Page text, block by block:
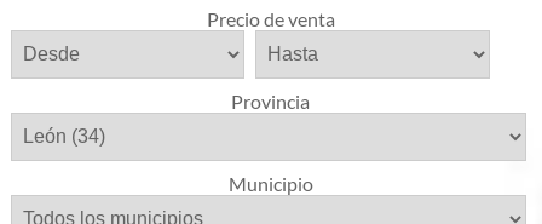
Precio de venta
Provincia
Municipio